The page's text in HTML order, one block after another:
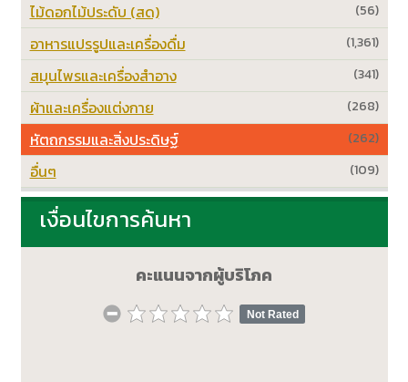
(56)
ไม้ดอกไม้ประดับ (สด)
(1,361)
อาหารแปรรูปและเครื่องดื่ม
(341)
สมุนไพรและเครื่องสำอาง
(268)
ผ้าและเครื่องแต่งกาย
(262)
หัตถกรรมและสิ่งประดิษฐ์
(109)
อื่นๆ
เงื่อนไขการค้นหา
คะแนนจากผู้บริโภค
Not Rated